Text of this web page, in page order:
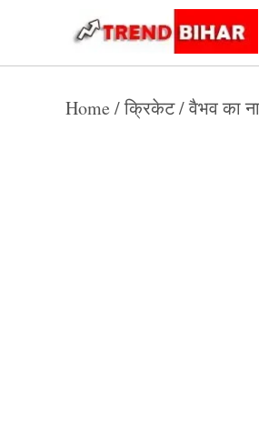
content
Home /क्रिकेट/वैभव का